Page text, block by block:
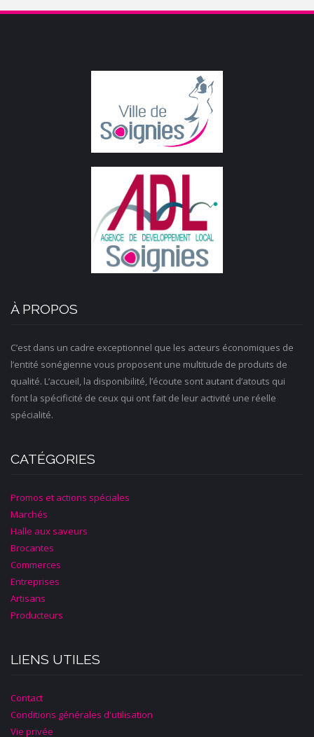
À PROPOS
C’est dans un cadre exceptionnel que les acteurs économiques de
l’entité sonégienne vous proposent une multitude de produits de
qualité. L’accueil, la disponibilité, l’écoute sont autant d’atouts qui
font la spécificité de ceux qui ont fait de leur activité une réelle
spécialité.
CATÉGORIES
Promos et actions spéciales
Marchés
Halle aux saveurs
Brocantes
Commerces
Entreprises
Artisans
Producteurs
LIENS UTILES
Contact
Conditions générales d'utilisation
Vie privée